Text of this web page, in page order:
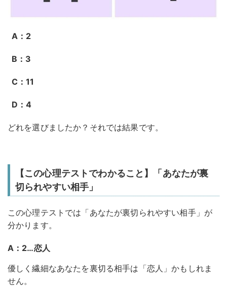
A：2
B：3
C：11
D：4
どれを選びましたか？それでは結果です。
【この心理テストでわかること】「あなたが裏
切られやすい相手」
この心理テストでは「あなたが裏切られやすい相手」が
分かります。
A：2…恋人
優しく繊細なあなたを裏切る相手は「恋人」かもしれま
せん。